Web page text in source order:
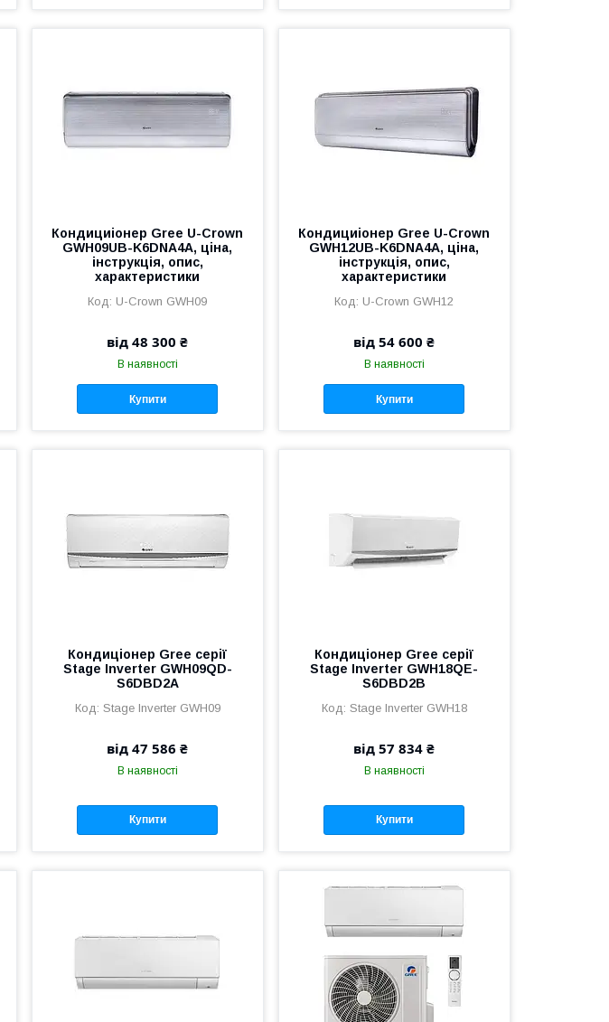
Кондициіонер Gree U-Crown
GWH09UB-K6DNA4A, ціна,
інструкція, опис,
характеристики
U-Crown GWH09
від 48 300 ₴
В наявності
Купити
Кондициіонер Gree U-Crown
GWH12UB-K6DNA4A, ціна,
інструкція, опис,
характеристики
U-Crown GWH12
від 54 600 ₴
В наявності
Купити
Кондиціонер Gree серії
Stage Inverter GWH09QD-
S6DBD2A
Stage Inverter GWH09
від 47 586 ₴
В наявності
Купити
Кондиціонер Gree серії
Stage Inverter GWH18QE-
S6DBD2B
Stage Inverter GWH18
від 57 834 ₴
В наявності
Купити